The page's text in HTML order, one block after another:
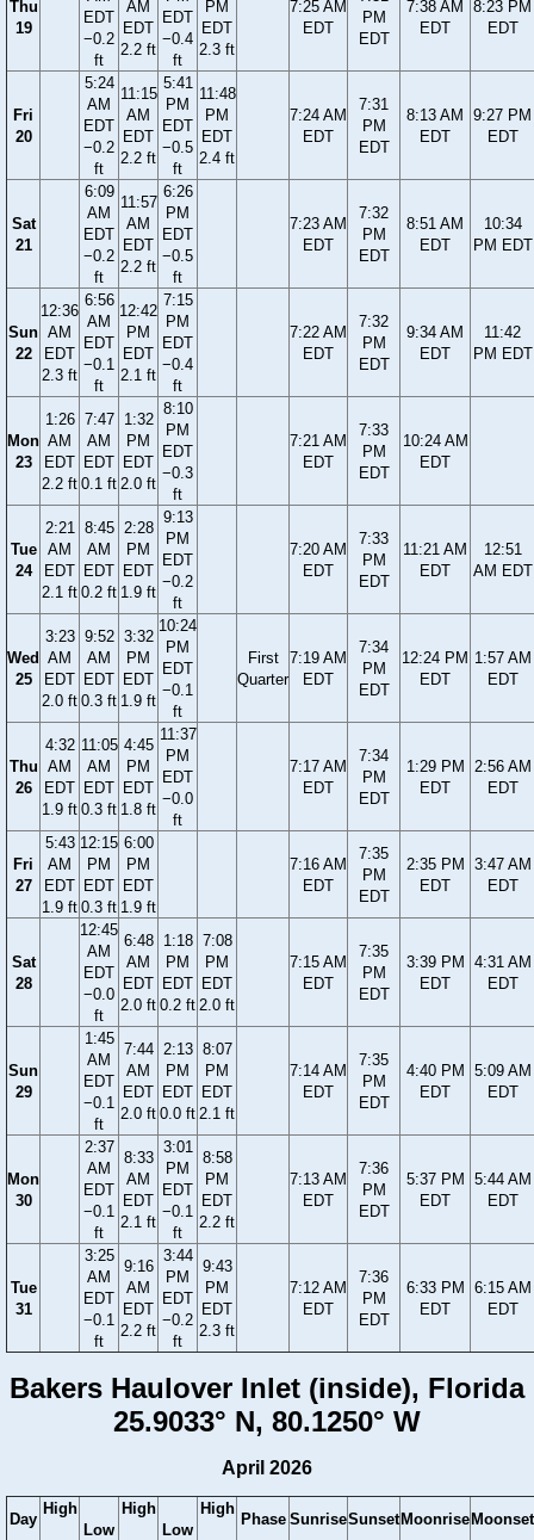
Thu
19
EDT
−0.2
ft
AM
EDT
2.2 ft
EDT
−0.4
ft
PM
EDT
2.3 ft
7:25 AM
EDT
PM
EDT
7:38 AM
EDT
8:23 PM
EDT
Fri
20
5:24
AM
EDT
−0.2
ft
11:15
AM
EDT
2.2 ft
5:41
PM
EDT
−0.5
ft
11:48
PM
EDT
2.4 ft
7:24 AM
EDT
7:31
PM
EDT
8:13 AM
EDT
9:27 PM
EDT
Sat
21
6:09
AM
EDT
−0.2
ft
11:57
AM
EDT
2.2 ft
6:26
PM
EDT
−0.5
ft
7:23 AM
EDT
7:32
PM
EDT
8:51 AM
EDT
10:34
PM EDT
Sun
22
12:36
AM
EDT
2.3 ft
6:56
AM
EDT
−0.1
ft
12:42
PM
EDT
2.1 ft
7:15
PM
EDT
−0.4
ft
7:22 AM
EDT
7:32
PM
EDT
9:34 AM
EDT
11:42
PM EDT
Mon
23
1:26
AM
EDT
2.2 ft
7:47
AM
EDT
0.1 ft
1:32
PM
EDT
2.0 ft
8:10
PM
EDT
−0.3
ft
7:21 AM
EDT
7:33
PM
EDT
10:24 AM
EDT
Tue
24
2:21
AM
EDT
2.1 ft
8:45
AM
EDT
0.2 ft
2:28
PM
EDT
1.9 ft
9:13
PM
EDT
−0.2
ft
7:20 AM
EDT
7:33
PM
EDT
11:21 AM
EDT
12:51
AM EDT
Wed
25
3:23
AM
EDT
2.0 ft
9:52
AM
EDT
0.3 ft
3:32
PM
EDT
1.9 ft
10:24
PM
EDT
−0.1
ft
First
Quarter
7:19 AM
EDT
7:34
PM
EDT
12:24 PM
EDT
1:57 AM
EDT
Thu
26
4:32
AM
EDT
1.9 ft
11:05
AM
EDT
0.3 ft
4:45
PM
EDT
1.8 ft
11:37
PM
EDT
−0.0
ft
7:17 AM
EDT
7:34
PM
EDT
1:29 PM
EDT
2:56 AM
EDT
Fri
27
5:43
AM
EDT
1.9 ft
12:15
PM
EDT
0.3 ft
6:00
PM
EDT
1.9 ft
7:16 AM
EDT
7:35
PM
EDT
2:35 PM
EDT
3:47 AM
EDT
Sat
28
12:45
AM
EDT
−0.0
ft
6:48
AM
EDT
2.0 ft
1:18
PM
EDT
0.2 ft
7:08
PM
EDT
2.0 ft
7:15 AM
EDT
7:35
PM
EDT
3:39 PM
EDT
4:31 AM
EDT
Sun
29
1:45
AM
EDT
−0.1
ft
7:44
AM
EDT
2.0 ft
2:13
PM
EDT
0.0 ft
8:07
PM
EDT
2.1 ft
7:14 AM
EDT
7:35
PM
EDT
4:40 PM
EDT
5:09 AM
EDT
Mon
30
2:37
AM
EDT
−0.1
ft
8:33
AM
EDT
2.1 ft
3:01
PM
EDT
−0.1
ft
8:58
PM
EDT
2.2 ft
7:13 AM
EDT
7:36
PM
EDT
5:37 PM
EDT
5:44 AM
EDT
Tue
31
3:25
AM
EDT
−0.1
ft
9:16
AM
EDT
2.2 ft
3:44
PM
EDT
−0.2
ft
9:43
PM
EDT
2.3 ft
7:12 AM
EDT
7:36
PM
EDT
6:33 PM
EDT
6:15 AM
EDT
Bakers Haulover Inlet (inside), Florida
25.9033° N, 80.1250° W
April 2026
Day
High
Low
High
Low
High
Phase SunriseSunsetMoonriseMoonset